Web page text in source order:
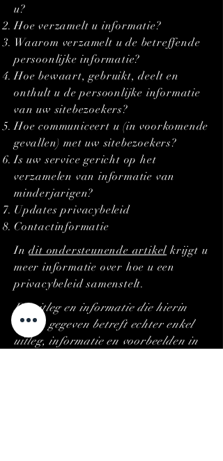
u?
Hoe verzamelt u informatie?
Waarom verzamelt u de betreffende
persoonlijke informatie?
Hoe bewaart, gebruikt, deelt en
onthult u de persoonlijke informatie
van uw sitebezoekers?
Hoe communiceert u (in voorkomende
gevallen) met uw sitebezoekers?
Is uw service gericht op het
verzamelen van informatie van
minderjarigen?
Updates privacybeleid
Contactinformatie
Indit ondersteunende artikel krijgt u
meer informatie over hoe u een
privacybeleid samenstelt.
De uitleg en informatie die hierin
wordt gegeven betreft echter enkel
uitleg, informatie en voorbeelden in